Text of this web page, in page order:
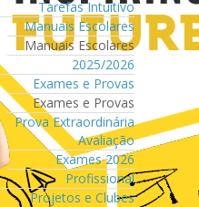
Tarefas Intuitivo
Manuais Escolares
Manuais Escolares
2025/2026
Exames e Provas
Exames e Provas
Prova Extraordinária
Avaliação
Exames 2026
Profissional
Projetos e Clubes